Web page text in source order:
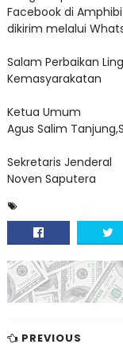
Facebook di
dikirim melalui
Salam Perbaikan
Kemasyarakatan
Ketua Umum
Agus Salim
Sekretaris Jenderal
Noven Saputera
PREVIOUS